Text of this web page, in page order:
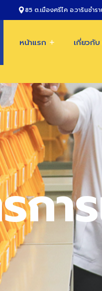
85 ต.เมืองศรีไค อ.วารินชำ
หน้าแรก เกี่ยวกั
า